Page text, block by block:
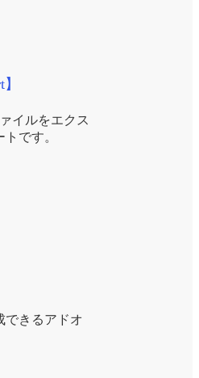
イルをエクス
です。
できるアドオ